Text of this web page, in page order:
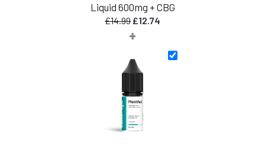
Liquid 600mg + CBG
£14.99 Ursprünglicher
Preis
£14.99
£12.74
£12.74.
+